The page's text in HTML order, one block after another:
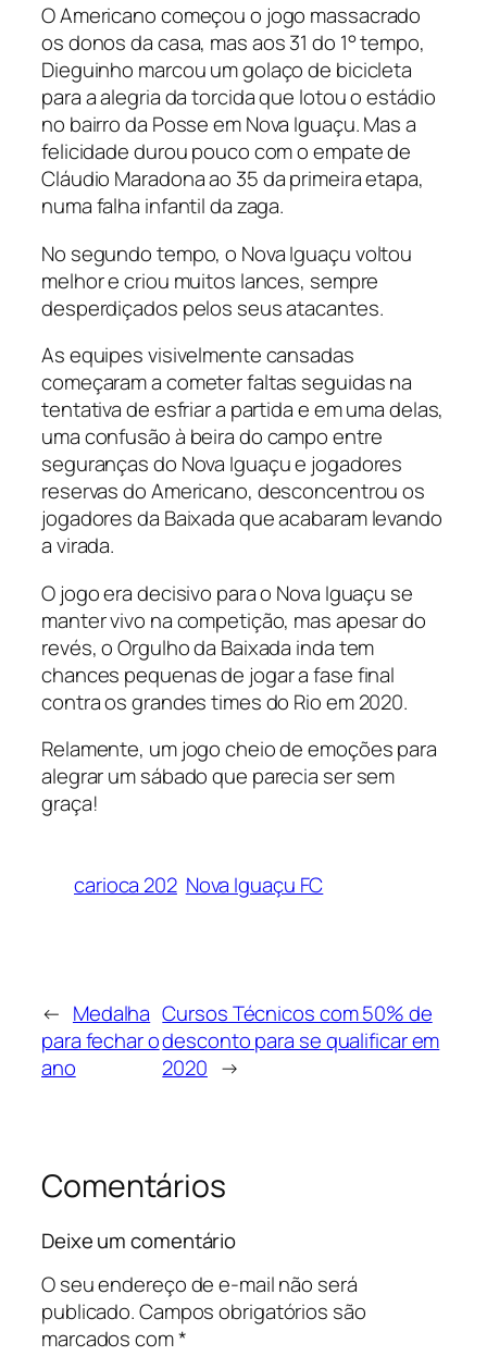
O Americano começou o jogo massacrado
os donos da casa, mas aos 31 do 1° tempo,
Dieguinho marcou um golaço de bicicleta
para a alegria da torcida que lotou o estádio
no bairro da Posse em Nova Iguaçu. Mas a
felicidade durou pouco com o empate de
Cláudio Maradona ao 35 da primeira etapa,
numa falha infantil da zaga.
No segundo tempo, o Nova Iguaçu voltou
melhor e criou muitos lances, sempre
desperdiçados pelos seus atacantes.
As equipes visivelmente cansadas
começaram a cometer faltas seguidas na
tentativa de esfriar a partida e em uma delas,
uma confusão à beira do campo entre
seguranças do Nova Iguaçu e jogadores
reservas do Americano, desconcentrou os
jogadores da Baixada que acabaram levando
a virada.
O jogo era decisivo para o Nova Iguaçu se
manter vivo na competição, mas apesar do
revés, o Orgulho da Baixada inda tem
chances pequenas de jogar a fase final
contra os grandes times do Rio em 2020.
Relamente, um jogo cheio de emoções para
alegrar um sábado que parecia ser sem
graça!
carioca 202 Nova Iguaçu FC
← Medalha
para fechar o
ano
Cursos Técnicos com 50% de
desconto para se qualificar em
2020 →
Comentários
Deixe um comentário
O seu endereço de e-mail não será
publicado.Campos obrigatórios são
marcados com*